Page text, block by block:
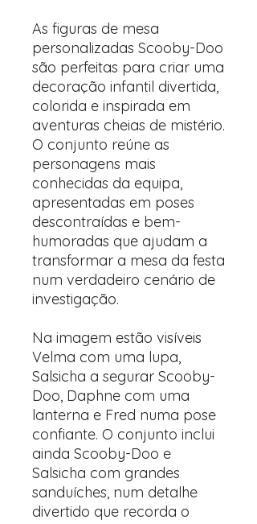
As figuras de mesa
personalizadas Scooby-Doo
são perfeitas para criar uma
decoração infantil divertida,
colorida e inspirada em
aventuras cheias de mistério.
O conjunto reúne as
personagens mais
conhecidas da equipa,
apresentadas em poses
descontraídas e bem-
humoradas que ajudam a
transformar a mesa da festa
num verdadeiro cenário de
investigação.
Na imagem estão visíveis
Velma com uma lupa,
Salsicha a segurar Scooby-
Doo, Daphne com uma
lanterna e Fred numa pose
confiante. O conjunto inclui
ainda Scooby-Doo e
Salsicha com grandes
sanduíches, num detalhe
divertido que recorda o